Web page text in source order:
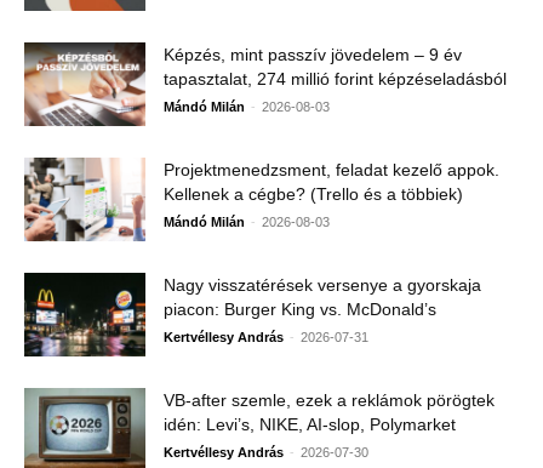
Képzés, mint passzív jövedelem – 9 év
tapasztalat, 274 millió forint képzéseladásból
Mándó Milán - 2026-08-03
Projektmenedzsment, feladat kezelő appok.
Kellenek a cégbe? (Trello és a többiek)
Mándó Milán - 2026-08-03
Nagy visszatérések versenye a gyorskaja
piacon: Burger King vs. McDonald’s
Kertvéllesy András - 2026-07-31
VB-after szemle, ezek a reklámok pörögtek
idén: Levi’s, NIKE, AI-slop, Polymarket
Kertvéllesy András - 2026-07-30